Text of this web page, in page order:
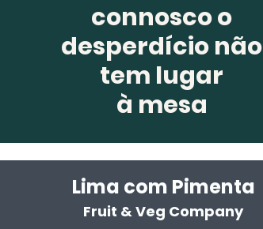
connosco o
desperdício não
tem lugar
à mesa
Lima com Pimenta
Fruit & Veg Company